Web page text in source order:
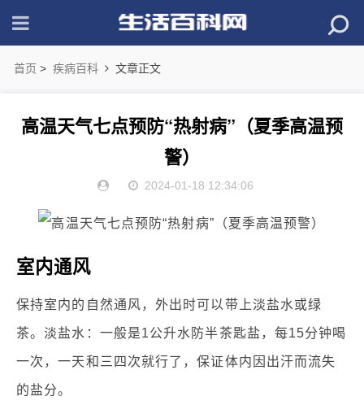
首页 > 疾病百科 文章正文
高温天气七点预防“热射病”（夏季高温预
警）
2024-01-18 12:34:06
室内通风
保持室内的自然通风，外出时可以带上淡盐水或绿
茶。淡盐水：一般是1公升水防半茶匙盐，每15分钟喝
一次，一天和三四次就行了，保证体内因出汗而流失
的盐分。